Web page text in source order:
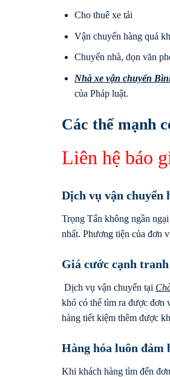
Cho thuê xe tải
Vận chuyển hàng quá
Chuyển nhà, dọn văn
Nhà xe vận chuyển
của Pháp luật.
Các thế mạnh
Liên hệ báo
Dịch vụ vận
Trọng Tấn không ngần
nhất. Phương tiện của đơn
Giá cước cạnh
Dịch vụ vận chuyển tại
khó có thể tìm ra được đơn
hàng tiết kiệm thêm được
Hàng hóa luôn đảm
Khi khách hàng tìm đến